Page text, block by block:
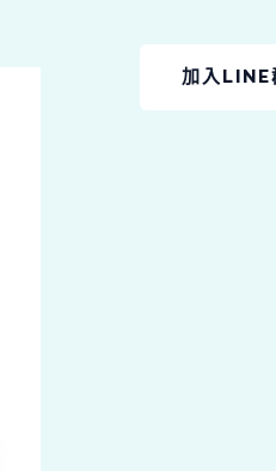
加入LINE